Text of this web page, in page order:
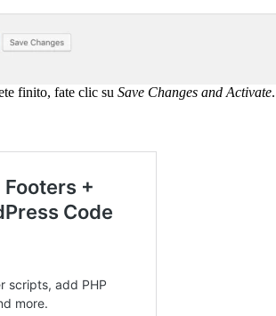
finito, fate clic su Save Changes and Activate.